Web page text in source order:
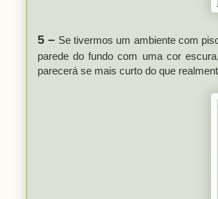
5 – Se tivermos um ambiente com
parede do fundo com uma cor
parecerá se mais curto do que